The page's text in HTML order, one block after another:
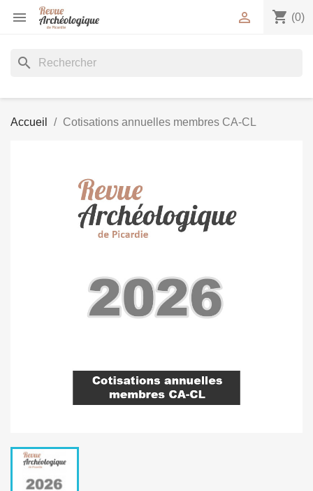
 shopping_cart (0)

search
Accueil Cotisations annuelles membres CA-CL